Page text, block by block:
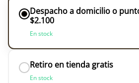
Despacho a domicilio o
$2.100
En stock
Retiro en tienda gratis
En stock